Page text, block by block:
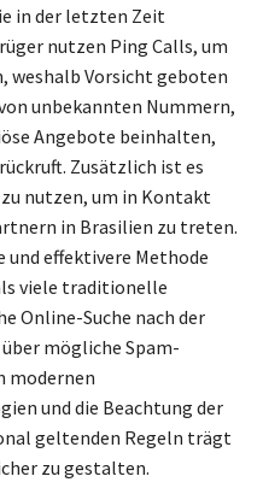
in der letzten Zeit
nutzen Ping Calls, um
weshalb Vorsicht geboten
unbekannten Nummern,
Angebote beinhalten,
Zusätzlich ist es
nutzen, um in Kontakt
in Brasilien zu treten.
effektivere Methode
viele traditionelle
Online-Suche nach der
mögliche Spam-
modernen
und die Beachtung der
geltenden Regeln trägt
zu gestalten.